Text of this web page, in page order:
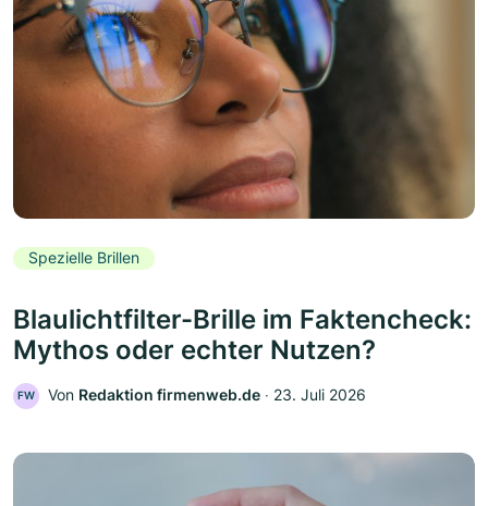
Spezielle Brillen
Blaulichtfilter-Brille im Faktencheck:
Mythos oder echter Nutzen?
FW Von Redaktion firmenweb.de ‧ 23. Juli 2026